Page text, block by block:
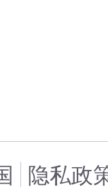
隐私政